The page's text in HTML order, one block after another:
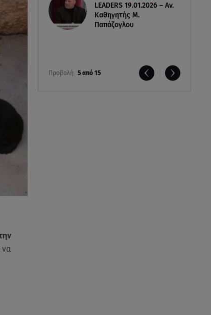
LEADERS 19.01.2026 – Αν.
Καθηγητής Μ.
Παπάζογλου
Προβολή 5 από 15
να